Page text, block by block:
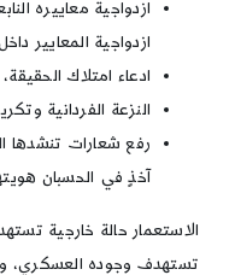
ازدواجية معاييره
ازدواجية المعايير
ادعاء امتلاك
النزعة الفردانية
رفع شعارات تنشدها
آخذٍ في الحسبان
الاستعمار حالة خارجية
تستهدف وجوده العسكري،